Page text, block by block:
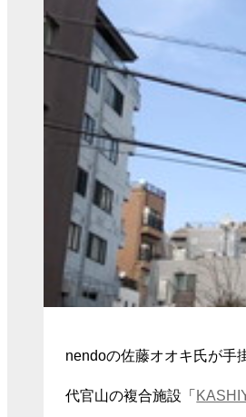
nendoの佐藤オオキ氏が手
代官山の複合施設「